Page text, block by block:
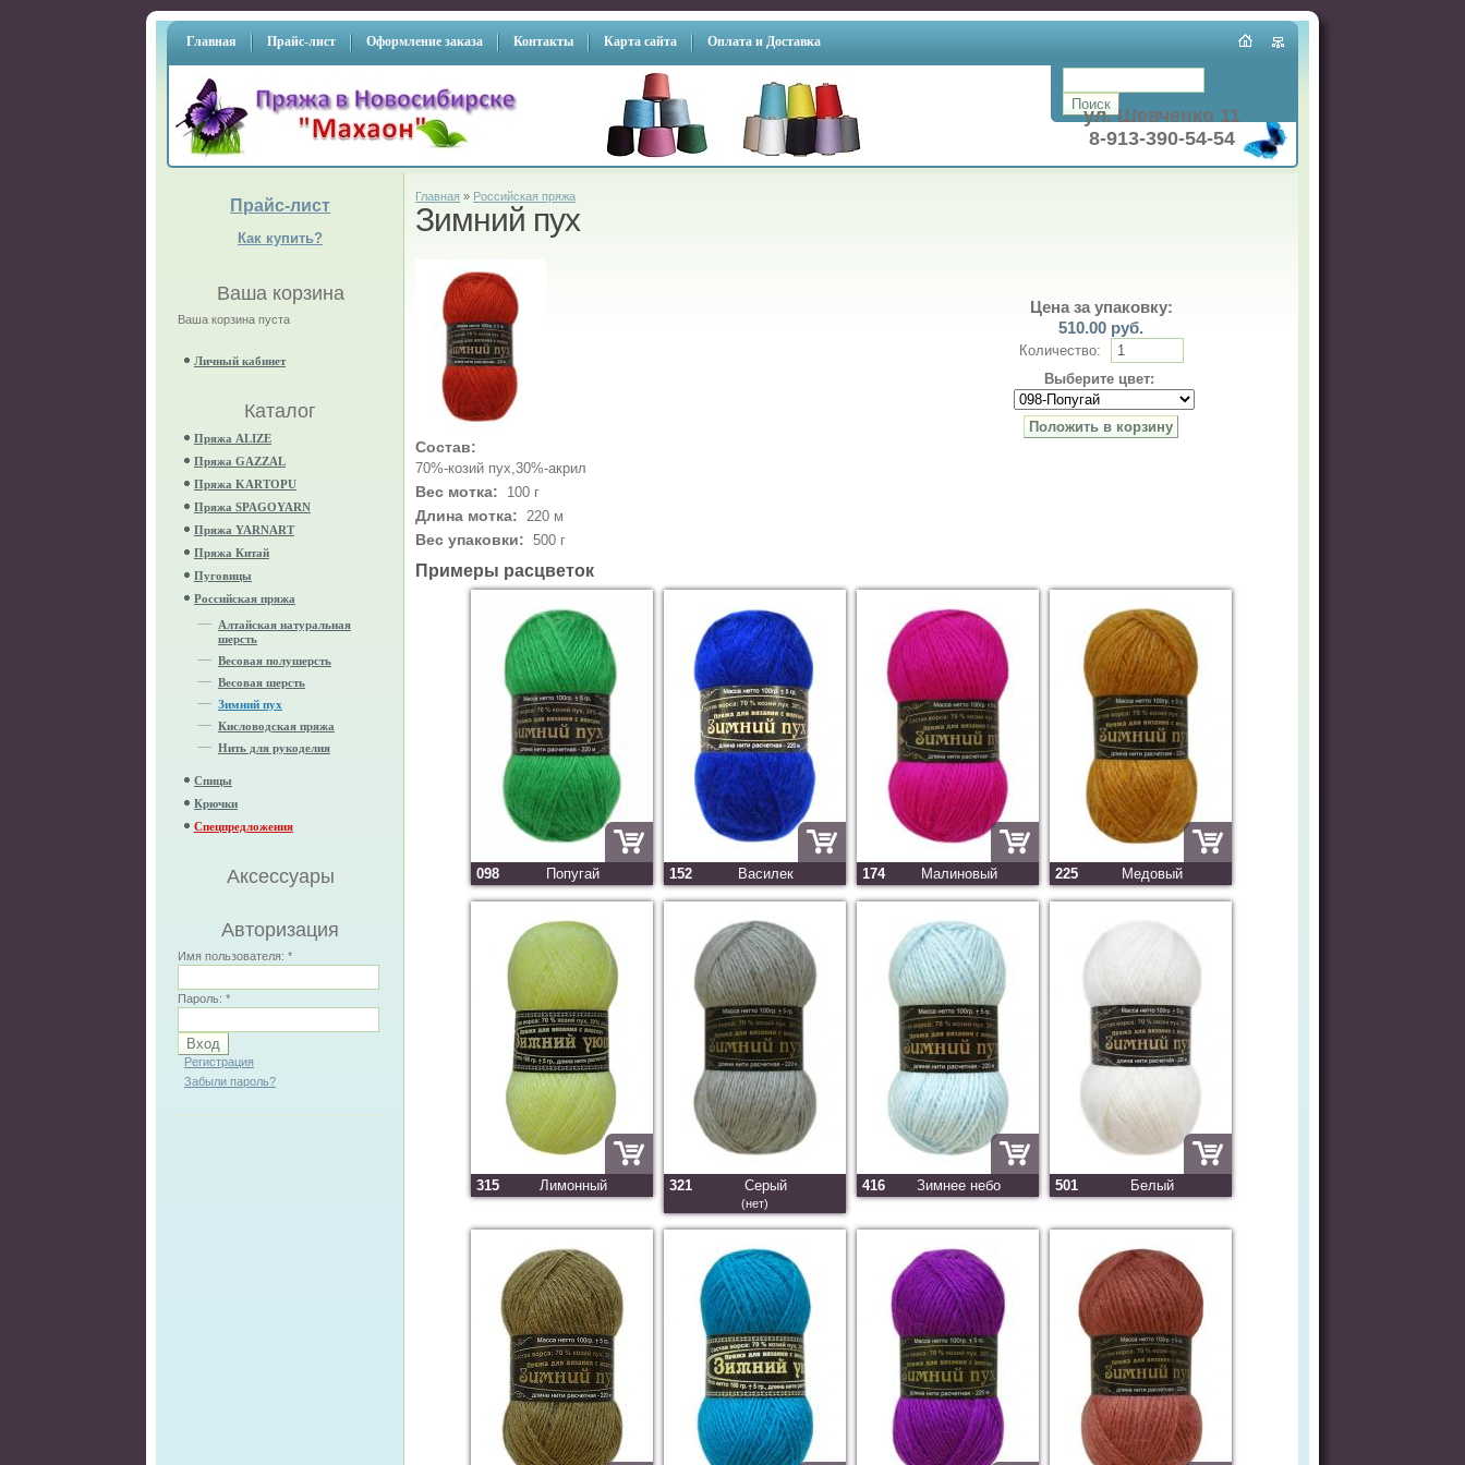
Главная Прайс-лист Оформление заказа Контакты Карта сайта Оплата и Доставка
ул. Шевченко 11
8-913-390-54-54
Прайс-лист
Как купить?
Ваша корзина
Ваша корзина пуста
Личный кабинет
Каталог
Пряжа ALIZE
Пряжа GAZZAL
Пряжа KARTOPU
Пряжа SPAGOYARN
Пряжа YARNART
Пряжа Китай
Пуговицы
Российская пряжа
Алтайская натуральная
шерсть
Весовая полушерсть
Весовая шерсть
Зимний пух
Кисловодская пряжа
Нить для рукоделия
Спицы
Крючки
Спецпредложения
Аксессуары
Авторизация
Имя пользователя:*
Пароль:*
Регистрация
Забыли пароль?
Главная » Российская пряжа
Зимний пух
Состав:
70%-козий пух,30%-акрил
Вес мотка: 100 г
Длина мотка: 220 м
Вес упаковки: 500 г
Цена за упаковку:
510.00 руб.
Количество:
Выберите цвет:
Примеры расцветок
098 Попугай 152 Василек 174 Малиновый 225 Медовый
315 Лимонный 321 Серый
(нет)
416 Зимнее небо 501 Белый